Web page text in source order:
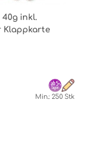
inkl.
Min.: 250 Stk